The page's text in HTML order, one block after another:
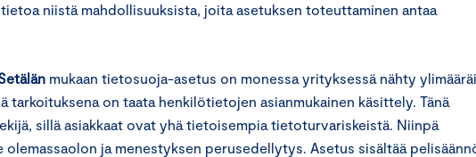
niistä mahdollisuuksista, joita asetuksen toteuttaminen antaa
mukaan tietosuoja-asetus on monessa yrityksessä nähty
tarkoituksena on taata henkilötietojen asianmukainen käsittely. Tänä
sillä asiakkaat ovat yhä tietoisempia tietoturvariskeistä. Niinpä
ja menestyksen perusedellytys. Asetus sisältää